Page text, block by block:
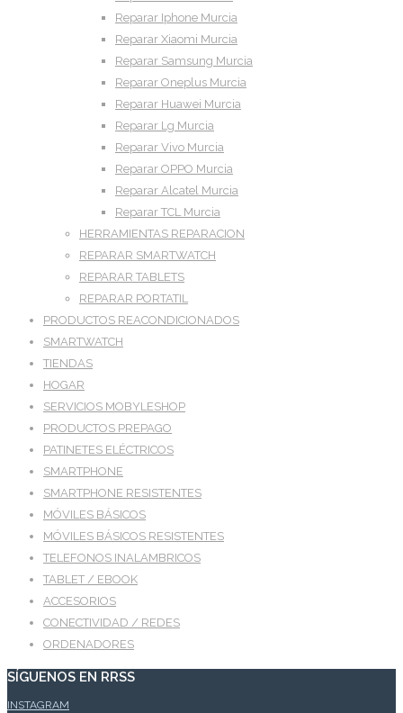
Reparar Iphone Murcia
Reparar Xiaomi Murcia
Reparar Samsung Murcia
Reparar Oneplus Murcia
Reparar Huawei Murcia
Reparar Lg Murcia
Reparar Vivo Murcia
Reparar OPPO Murcia
Reparar Alcatel Murcia
Reparar TCL Murcia
HERRAMIENTAS REPARACION
REPARAR SMARTWATCH
REPARAR TABLETS
REPARAR PORTATIL
PRODUCTOS REACONDICIONADOS
SMARTWATCH
TIENDAS
HOGAR
SERVICIOS MOBYLESHOP
PRODUCTOS PREPAGO
PATINETES ELÉCTRICOS
SMARTPHONE
SMARTPHONE RESISTENTES
MÓVILES BÁSICOS
MÓVILES BÁSICOS RESISTENTES
TELEFONOS INALAMBRICOS
TABLET / EBOOK
ACCESORIOS
CONECTIVIDAD / REDES
ORDENADORES
SÍGUENOS EN RRSS
INSTAGRAM